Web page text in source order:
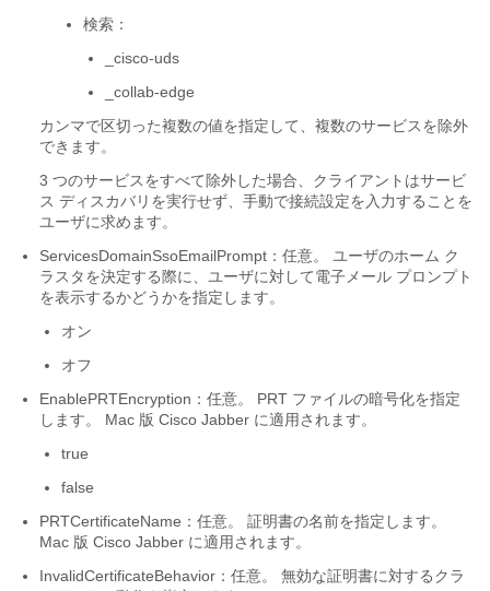
検索：
_cisco-uds
_collab-edge
カンマで区切った複数の値を指定して、複数のサービスを除外
できます。
3 つのサービスをすべて除外した場合、クライアントはサービ
ス ディスカバリを実行せず、手動で接続設定を入力することを
ユーザに求めます。
ServicesDomainSsoEmailPrompt ：任意。 ユーザのホーム ク
ラスタを決定する際に、ユーザに対して電子メール プロンプト
を表示するかどうかを指定します。
オン
オフ
EnablePRTEncryption ：任意。 PRT ファイルの暗号化を指定
します。 Mac 版 Cisco Jabber に適用されます。
true
false
PRTCertificateName ：任意。 証明書の名前を指定します。
Mac 版 Cisco Jabber に適用されます。
InvalidCertificateBehavior ：任意。 無効な証明書に対するクラ